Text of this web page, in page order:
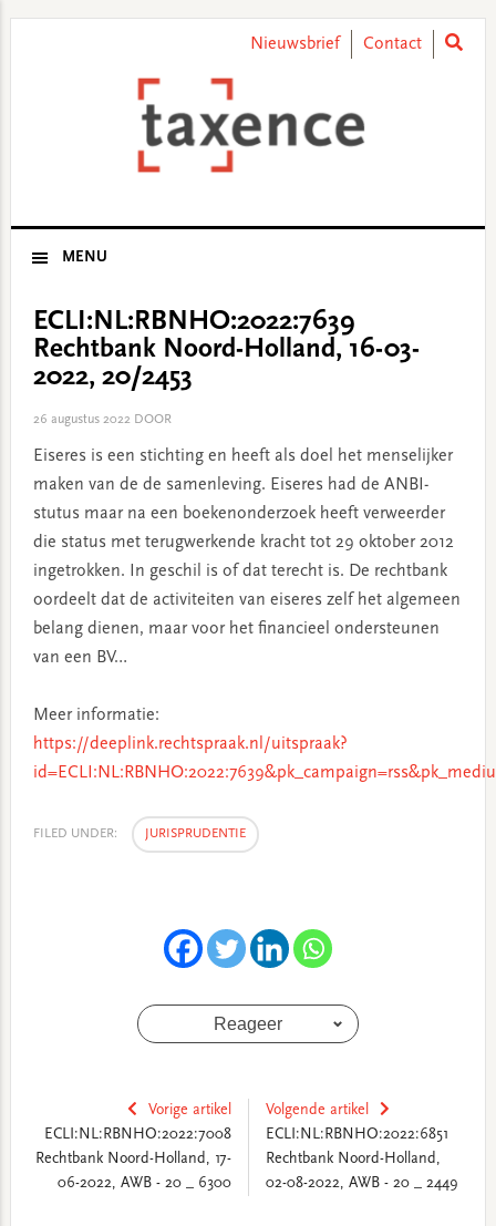
Nieuwsbrief Contact
MENU
ECLI:NL:RBNHO:2022:7639
Rechtbank Noord-Holland, 16-03-
2022, 20/2453
26 augustus 2022DOOR
Eiseres is een stichting en heeft als doel het menselijker
maken van de de samenleving. Eiseres had de ANBI-
stutus maar na een boekenonderzoek heeft verweerder
die status met terugwerkende kracht tot 29 oktober 2012
ingetrokken. In geschil is of dat terecht is. De rechtbank
oordeelt dat de activiteiten van eiseres zelf het algemeen
belang dienen, maar voor het financieel ondersteunen
van een BV…
Meer informatie:
https://deeplink.rechtspraak.nl/uitspraak?
FILED UNDER: JURISPRUDENTIE
Reageer
Vorige artikel
ECLI:NL:RBNHO:2022:7008
Rechtbank Noord-Holland, 17-
06-2022, AWB - 20 _ 6300
Volgende artikel
ECLI:NL:RBNHO:2022:6851
Rechtbank Noord-Holland,
02-08-2022, AWB - 20 _ 2449